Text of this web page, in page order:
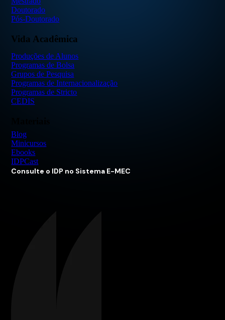
Doutorado
Pós-Doutorado
Vida Acadêmica
Produções de Alunos
Programas de Bolsa
Grupos de Pesquisa
Programas de Internacionalização
Programas de Stricto
CEDIS
Blog
Minicursos
Ebooks
IDPCast
Consulte o IDP no Sistema E-MEC